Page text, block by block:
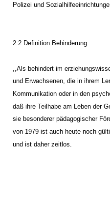
Polizei und
2.2 Definition Behinderung
,,Als behindert im
und Erwachsenen, die in ihrem
Kommunikation oder in den
daß ihre Teilhabe am Leben der
sie besonderer pädagogischer
von 1979 ist auch heute noch
und ist daher zeitlos.